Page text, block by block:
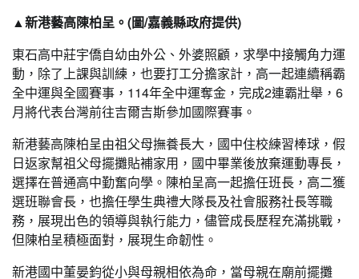
▲新港藝高陳柏呈。(圖/嘉義縣政府提供)
東石高中莊宇僑自幼由外公、外婆照顧，求學中接觸角力運
動，除了上課與訓練，也要打工分擔家計，高一起連續稱霸
全中運與全國賽事，114年全中運奪金，完成2連霸壯舉，6
月將代表台灣前往吉爾吉斯參加國際賽事。
新港藝高陳柏呈由祖父母撫養長大，國中住校練習棒球，假
日返家幫祖父母擺攤貼補家用，國中畢業後放棄運動專長，
選擇在普通高中勤奮向學。陳柏呈高一起擔任班長，高二獲
選班聯會長，也擔任學生典禮大隊長及社會服務社長等職
務，展現出色的領導與執行能力，儘管成長歷程充滿挑戰，
但陳柏呈積極面對，展現生命韌性。
新港國中董晏鈞從小與母親相依為命，當母親在廟前擺攤